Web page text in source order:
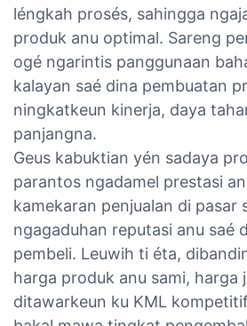
léngkah prosés, sahingga
produk anu optimal. Sareng
ogé ngarintis panggunaan
kalayan saé dina pembuatan
ningkatkeun kinerja, daya
panjangna.
Geus kabuktian yén sadaya
parantos ngadamel prestasi
kamekaran penjualan di pasar
ngagaduhan reputasi anu saé
pembeli. Leuwih ti éta,
harga produk anu sami, harga
ditawarkeun ku KML